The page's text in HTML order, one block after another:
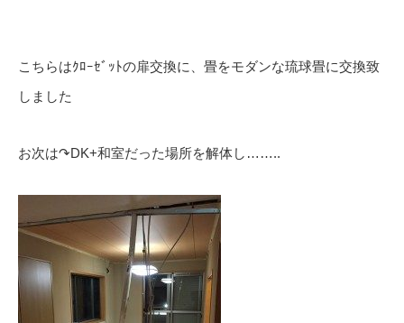
こちらはｸﾛｰｾﾞｯﾄの扉交換に、畳をモダンな琉球畳に交換致
しました
お次は↷DK+和室だった場所を解体し……..